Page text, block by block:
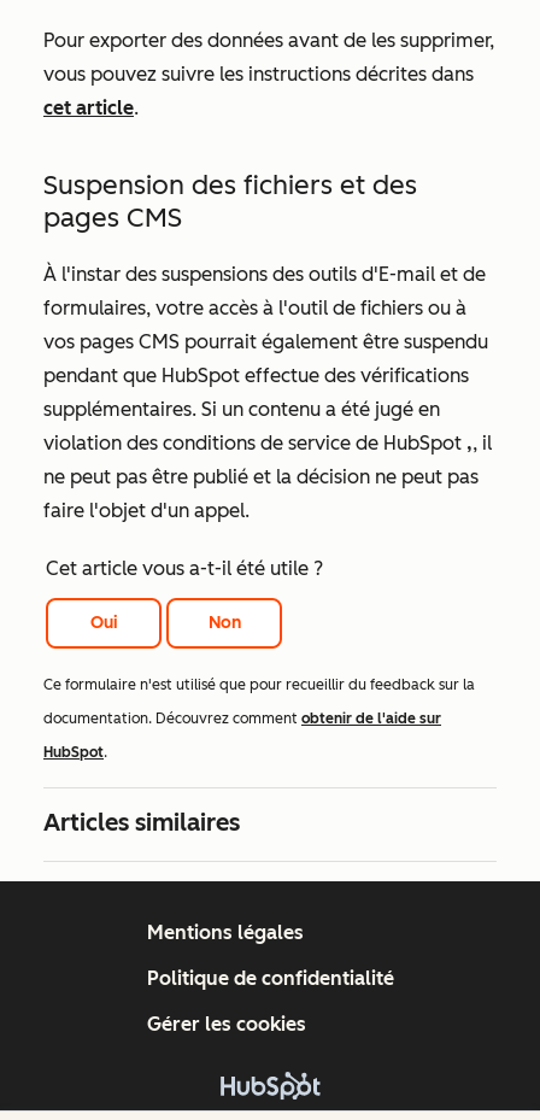
Pour exporter des données avant de les supprimer,
vous pouvez suivre les instructions décrites dans
cet article.
Suspension des fichiers et des
pages CMS
À l'instar des suspensions des outils d'E-mail et de
formulaires, votre accès à l'outil de fichiers ou à
vos pages CMS pourrait également être suspendu
pendant que HubSpot effectue des vérifications
supplémentaires. Si un contenu a été jugé en
violation des conditions de service de HubSpot ,, il
ne peut pas être publié et la décision ne peut pas
faire l'objet d'un appel.
Cet article vous a-t-il été utile ?
Oui Non
Ce formulaire n'est utilisé que pour recueillir du feedback sur la
documentation. Découvrez comment obtenir de l'aide sur
HubSpot.
Articles similaires
Mentions légales
Politique de confidentialité
Gérer les cookies